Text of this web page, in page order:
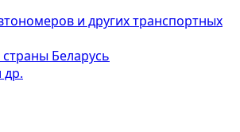
и других транспортных
Беларусь
др.